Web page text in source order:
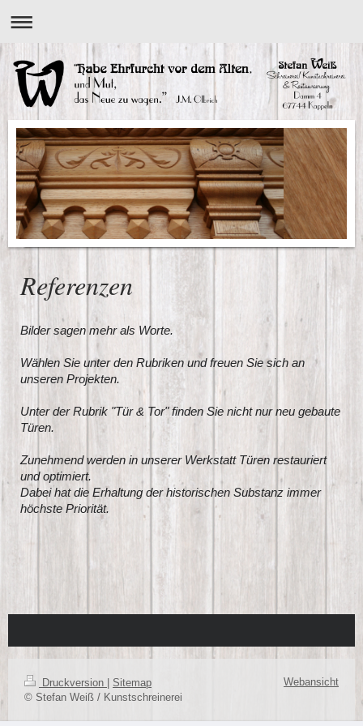
Referenzen
Bilder sagen mehr als Worte.
Wählen Sie unter den Rubriken und freuen Sie sich an
unseren Projekten.
Unter der Rubrik "Tür & Tor" finden Sie nicht nur neu gebaute
Türen.
Zunehmend werden in unserer Werkstatt Türen restauriert
und optimiert.
Dabei hat die Erhaltung der historischen Substanz immer
höchste Priorität.
Druckversion
Sitemap
© Stefan Weiß / Kunstschreinerei
Webansicht